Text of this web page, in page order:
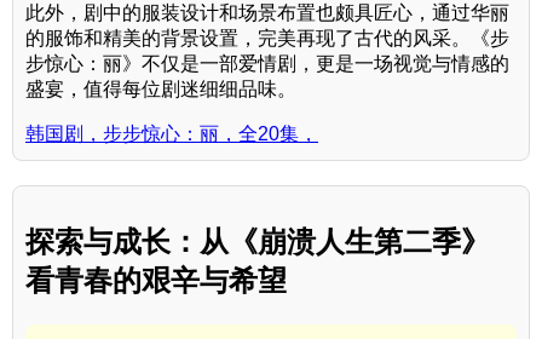
此外，剧中的服装设计和场景布置也颇具匠心，通过华丽
的服饰和精美的背景设置，完美再现了古代的风采。《步
步惊心：丽》不仅是一部爱情剧，更是一场视觉与情感的
盛宴，值得每位剧迷细细品味。
韩国剧，步步惊心：丽，全20集，
探索与成长：从《崩溃人生第二季》
看青春的艰辛与希望